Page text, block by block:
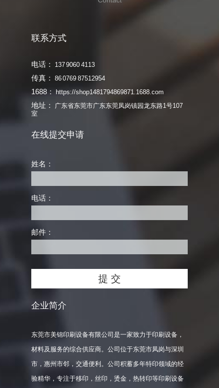
联系方式
电话： 137 9060 4113
传真： 86 0769 87512954
1688： https://shop1481794869871.1688.com
地址：
广东省东莞市广东东莞凤岗镇园龙东路1号107
室
在线提交申请
姓名：
电话：
邮件：
企业简介
东莞市美锦印刷设备有限公司是一家致力于印刷设备，
材料及服务的综合供应商。公司位于东莞市凤岗与深圳
市，惠州市邻，交通便利。公司积蓄多年特印领域的经
验精华，专注于移印，丝印，烫金，热转印等印刷设备